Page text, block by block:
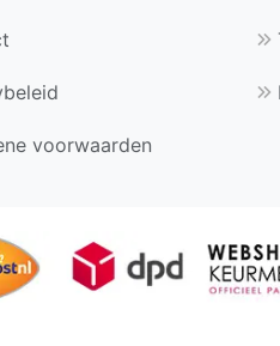
voorwaarden